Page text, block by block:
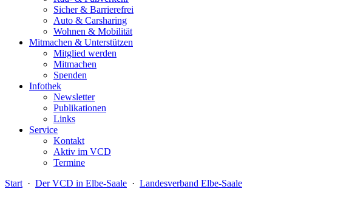
Sicher & Barrierefrei
Auto & Carsharing
Wohnen & Mobilität
Mitmachen & Unterstützen
Mitglied werden
Mitmachen
Spenden
Infothek
Newsletter
Publikationen
Links
Service
Kontakt
Aktiv im VCD
Termine
Start · Der VCD in Elbe-Saale · Landesverband Elbe-Saale